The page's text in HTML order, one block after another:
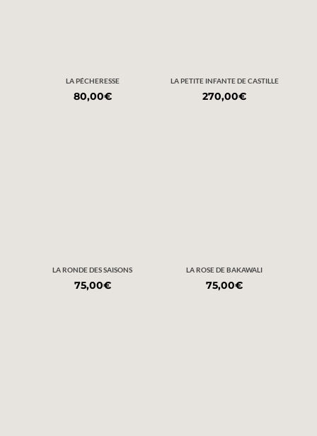
LA PÉCHERESSE
80,00€
LA PETITE INFANTE DE CASTILLE
270,00€
LA RONDE DES SAISONS
75,00€
LA ROSE DE BAKAWALI
75,00€